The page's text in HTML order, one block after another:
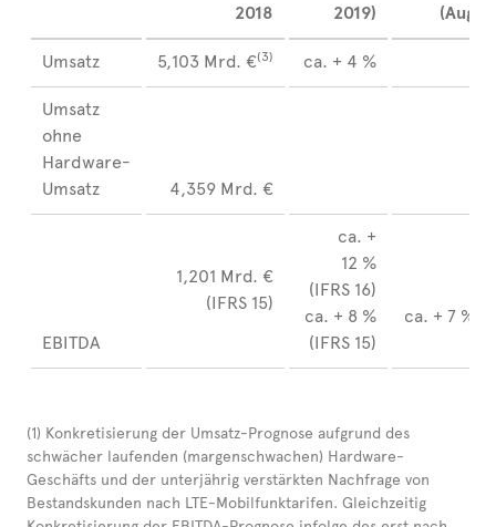
2018
2019)
Umsatz 5,103 Mrd. €(3) ca. + 4 %
Umsatz
ohne
Hardware-
Umsatz
4,359 Mrd. €
EBITDA
1,201 Mrd. €
(IFRS 15)
ca. +
12 %
(IFRS 16)
ca. + 8 %
(IFRS 15)
ca. + 7 %
(1) Konkretisierung der Umsatz-Prognose aufgrund des
schwächer laufenden (margenschwachen) Hardware-
Geschäfts und der unterjährig verstärkten Nachfrage von
Bestandskunden nach LTE-Mobilfunktarifen. Gleichzeitig